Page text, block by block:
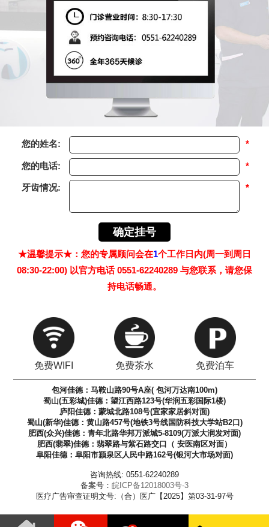
您的姓名: *
您的电话: *
牙齿情况: *
★温馨提示★：您的专属顾问会在1个工作日内(周一到周日
08:30-22:00) 以官方电话 0551-62240289 与您联系，请您保
持电话畅通。
免费WIFI 免费茶水 免费泊车
包河佳德：马鞍山路90号A座( 包河万达南100m)
蜀山(五彩城)佳德：望江西路123号(华润五彩国际1楼)
庐阳佳德：蒙城北路108号(宜家家居斜对面)
蜀山(新华)佳德：黄山路457号(地铁3号线国防科技大学站B2口)
肥西(众兴)佳德：青年北路华邦万派城5-8109(万派大润发对面)
肥西(翡翠)佳德：翡翠路与紫石路交口（ 安医南区对面）
阜阳佳德：阜阳市颍泉区人民中路162号(银河大市场对面)
咨询热线: 0551-62240289
备案号： 皖ICP备12018003号-3
医疗广告审查证明文号:（合）医广【2025】第03-31-97号